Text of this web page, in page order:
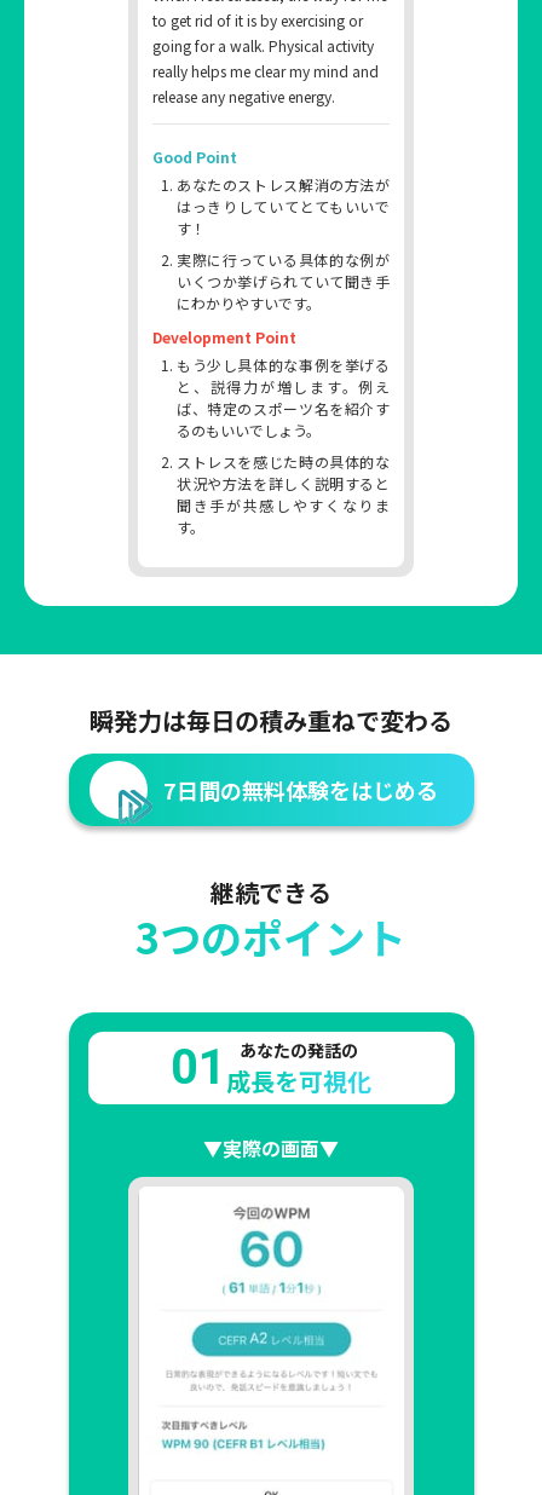
to get rid of it is by exercising or
going for a walk. Physical activity
really helps me clear my mind and
release any negative energy.
Good Point
あなたのストレス解消の方法が
はっきりしていてとてもいいで
す！
実際に行っている具体的な例が
いくつか挙げられていて聞き手
にわかりやすいです。
Development Point
もう少し具体的な事例を挙げる
と、説得力が増します。例え
ば、特定のスポーツ名を紹介す
るのもいいでしょう。
ストレスを感じた時の具体的な
状況や方法を詳しく説明すると
聞き手が共感しやすくなりま
す。
瞬発力は毎日の積み重ねで変わる
7日間の無料体験をはじめる
継続できる
3つのポイント
01 あなたの発話の
成長を可視化
▼実際の画面▼